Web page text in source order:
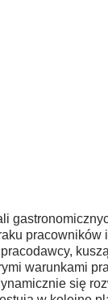
warunkami
się